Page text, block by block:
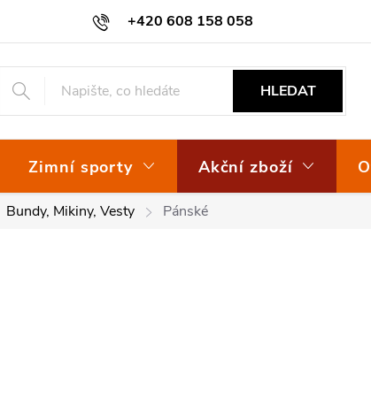
+420 608 158 058
Osvědčení EKO-KOM
HLEDAT
Zimní sporty Akční zboží
Bundy, Mikiny, Vesty Pánské